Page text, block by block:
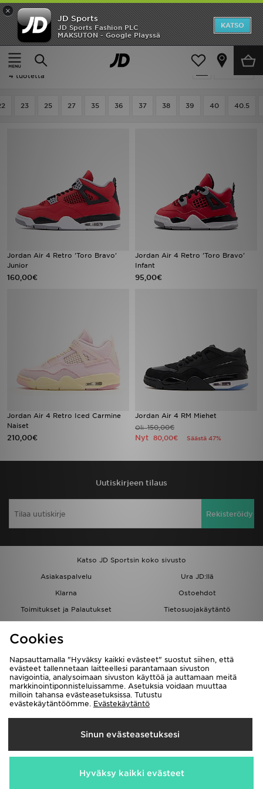
×
JD Sports
JD Sports Fashion PLC
MAKSUTON - Google Playssä
KATSO
Etusivu
Jordan 4
Suodata
Jordan 4
4 tuotetta
23 25 27 35 36 37 38 39 40 40.5
Jordan Air 4 Retro 'Toro Bravo'
Junior
160,00€
Jordan Air 4 Retro 'Toro Bravo'
Infant
95,00€
Jordan Air 4 Retro Iced Carmine
Naiset
210,00€
Jordan Air 4 RM Miehet
Oli150,00€
Nyt 80,00€ Säästä 47%
Uutiskirjeen tilaus
Rekisteröidy
Katso JD Sportsin koko sivusto
Asiakaspalvelu
Ura JD:llä
Klarna
Ostoehdot
Toimitukset ja Palautukset
Tietosuojakäytäntö
Löydä myymälä
Kumppanuusohjelma
JD Blog
Toimitetaan
Suomi
Me hyväksymme seuraavat maksutavat
Etusivu
Ale
Uutuudet
Tuotemerkit
Jalkapallo
Minun viestini
Cookies
Napsauttamalla "Hyväksy kaikki evästeet" suostut siihen, että
evästeet tallennetaan laitteellesi parantamaan sivuston
navigointia, analysoimaan sivuston käyttöä ja auttamaan meitä
markkinointiponnisteluissamme. Asetuksia voidaan muuttaa
milloin tahansa evästeasetuksissa. Tutustu
evästekäytäntöömme. Evästekäytäntö
Sinun evästeasetuksesi
Hyväksy kaikki evästeet